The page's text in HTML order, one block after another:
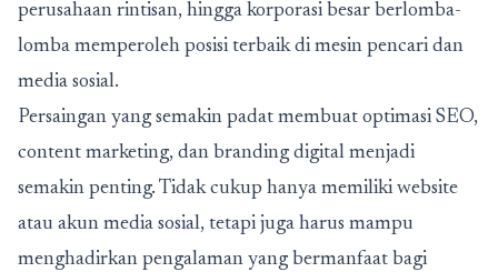
perusahaan rintisan, hingga korporasi besar berlomba-
lomba memperoleh posisi terbaik di mesin pencari dan
media sosial.
Persaingan yang semakin padat membuat optimasi SEO,
content marketing, dan branding digital menjadi
semakin penting. Tidak cukup hanya memiliki website
atau akun media sosial, tetapi juga harus mampu
menghadirkan pengalaman yang bermanfaat bagi